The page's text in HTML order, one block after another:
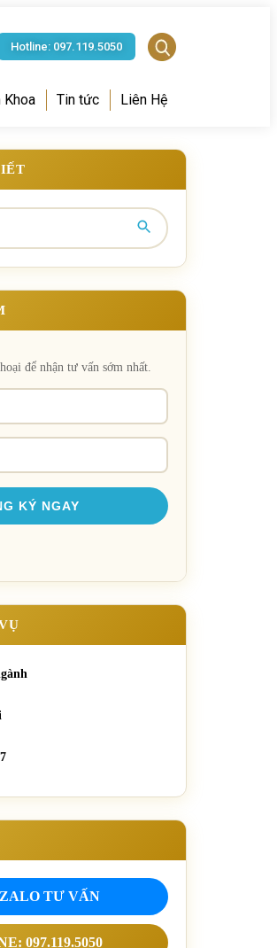
Hotline: 097.119.5050
Khoa Tin tức Liên Hệ
để nhận tư vấn sớm nhất.
TƯ VẤN
097.119.5050